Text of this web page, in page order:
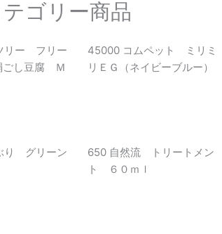
ゴリー商品
リー フリー
し豆腐 Ｍ
45000 コムペット ミリミ
リＥＧ（ネイビーブルー）
り グリーン
650 自然流 トリートメン
ト ６０ｍｌ